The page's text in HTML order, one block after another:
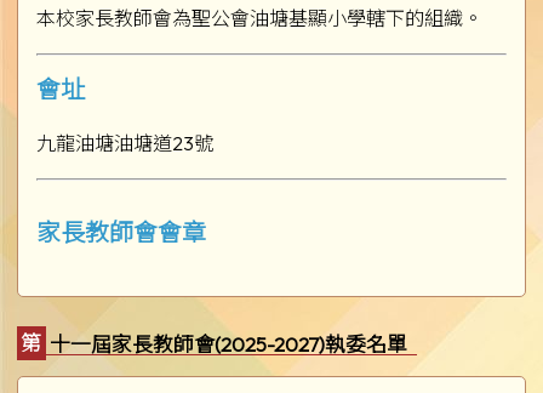
本校家長教師會為聖公會油塘基顯小學轄下的組織。
會址
九龍油塘油塘道23號
家長教師會會章
第十一屆家長教師會(2025-2027)執委名單